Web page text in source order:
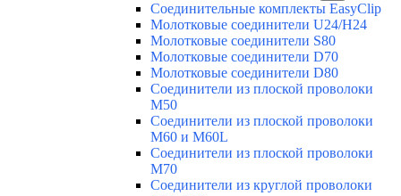
Соединительные комплекты EasyClip
Молотковые соединители U24/H24
Молотковые соединители S80
Молотковые соединители D70
Молотковые соединители D80
Соединители из плоской проволоки
M50
Соединители из плоской проволоки
M60 и M60L
Соединители из плоской проволоки
M70
Соединители из круглой проволоки